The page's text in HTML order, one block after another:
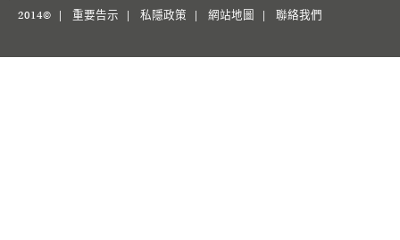
2014© | 重要告示 私隱政策 網站地圖 聯絡我們